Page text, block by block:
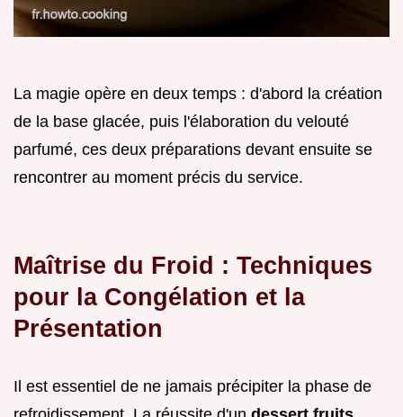
La magie opère en deux temps : d'abord la création
de la base glacée, puis l'élaboration du velouté
parfumé, ces deux préparations devant ensuite se
rencontrer au moment précis du service.
Maîtrise du Froid : Techniques
pour la Congélation et la
Présentation
Il est essentiel de ne jamais précipiter la phase de